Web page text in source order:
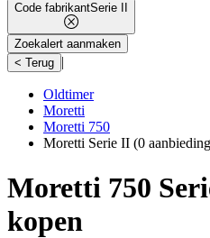
Code fabrikantSerie II
Zoekalert aanmaken
< Terug |
Oldtimer
Moretti
Moretti 750
Moretti Serie II (0
Moretti 750
kopen